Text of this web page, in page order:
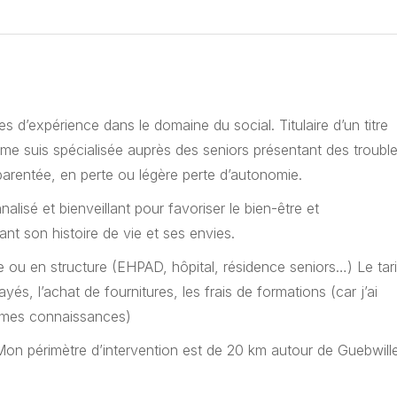
d’expérience dans le domaine du social. Titulaire d’un titre
suis spécialisée auprès des seniors présentant des
en perte ou légère perte d’autonomie.
et bienveillant pour favoriser le bien-être et
son histoire de vie et ses envies.
en structure (EHPAD, hôpital, résidence seniors…) Le
l’achat de fournitures, les frais de formations (car j’ai
connaissances)
périmètre d’intervention est de 20 km autour de